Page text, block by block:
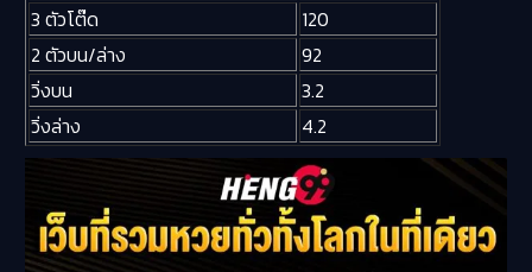
3 ตัวโต๊ด
120
2 ตัวบน/ล่าง
92
วิ่งบน
3.2
วิ่งล่าง
4.2